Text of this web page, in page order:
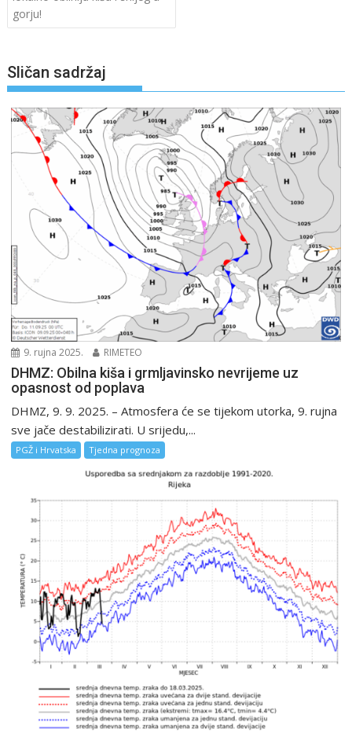
gorju!
Sličan sadržaj
9. rujna 2025. RIMETEO
DHMZ: Obilna kiša i grmljavinsko nevrijeme uz
opasnost od poplava
DHMZ, 9. 9. 2025. – Atmosfera će se tijekom utorka, 9. rujna
sve jače destabilizirati. U srijedu,...
PGŽ i Hrvatska Tjedna prognoza